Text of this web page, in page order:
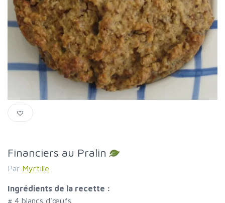
Financiers au Pralin
Par Myrtille
Ingrédients de la recette :
# 4 blancs d'œufs